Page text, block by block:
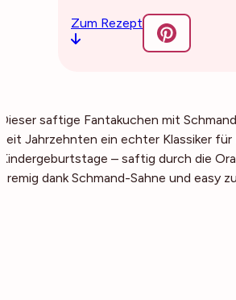
Zum Rezept
Dieser saftige Fantakuchen mit
seit Jahrzehnten ein echter Klassiker
Kindergeburtstage – saftig durch die
cremig dank Schmand-Sahne und easy